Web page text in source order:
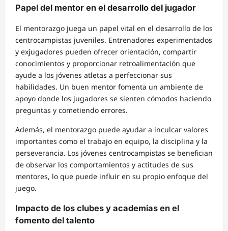
Papel del mentor en el desarrollo del jugador
El mentorazgo juega un papel vital en el desarrollo de los
centrocampistas juveniles. Entrenadores experimentados
y exjugadores pueden ofrecer orientación, compartir
conocimientos y proporcionar retroalimentación que
ayude a los jóvenes atletas a perfeccionar sus
habilidades. Un buen mentor fomenta un ambiente de
apoyo donde los jugadores se sienten cómodos haciendo
preguntas y cometiendo errores.
Además, el mentorazgo puede ayudar a inculcar valores
importantes como el trabajo en equipo, la disciplina y la
perseverancia. Los jóvenes centrocampistas se benefician
de observar los comportamientos y actitudes de sus
mentores, lo que puede influir en su propio enfoque del
juego.
Impacto de los clubes y academias en el
fomento del talento